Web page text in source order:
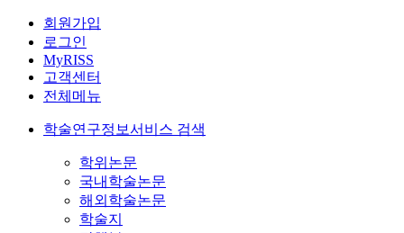
회원가입
로그인
MyRISS
고객센터
전체메뉴
학술연구정보서비스 검색
학위논문
국내학술논문
해외학술논문
학술지